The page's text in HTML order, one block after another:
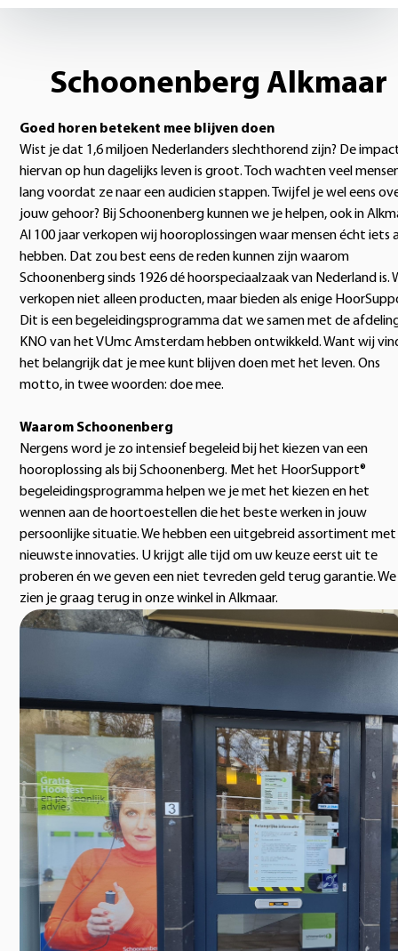
Schoonenberg Alkmaar
Goed horen betekent mee blijven doen
Wist je dat 1,6 miljoen Nederlanders slechthorend zijn? De
hiervan op hun dagelijks leven is groot. Toch wachten veel
lang voordat ze naar een audicien stappen. Twijfel je wel eens
jouw gehoor? Bij Schoonenberg kunnen we je helpen, ook in
Al 100 jaar verkopen wij hooroplossingen waar mensen écht iets
hebben. Dat zou best eens de reden kunnen zijn waarom
Schoonenberg sinds 1926 dé hoorspeciaalzaak van Nederland is.
verkopen niet alleen producten, maar bieden als enige
Dit is een begeleidingsprogramma dat we samen met de
KNO van het VUmc Amsterdam hebben ontwikkeld. Want wij
het belangrijk dat je mee kunt blijven doen met het leven. Ons
motto, in twee woorden: doe mee.
Waarom Schoonenberg
Nergens word je zo intensief begeleid bij het kiezen van een
hooroplossing als bij Schoonenberg. Met het HoorSupport®
begeleidingsprogramma helpen we je met het kiezen en het
wennen aan de hoortoestellen die het beste werken in jouw
persoonlijke situatie. We hebben een uitgebreid assortiment
nieuwste innovaties. U krijgt alle tijd om uw keuze eerst uit te
proberen én we geven een niet tevreden geld terug garantie. We
zien je graag terug in onze winkel in Alkmaar.